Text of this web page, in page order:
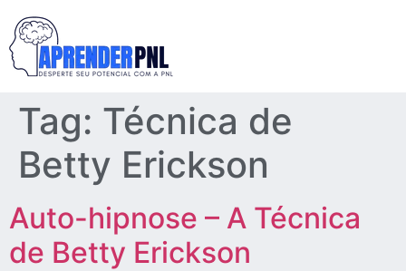
Tag: Técnica de
Betty Erickson
Auto-hipnose – A Técnica
de Betty Erickson